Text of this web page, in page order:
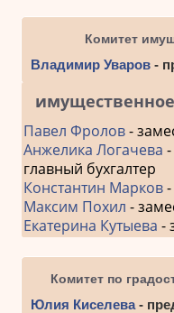
Комитет
Владимир Уваров-
Павел Фролов-
Анжелика Логачева
главный бухгалтер
Константин Марков-
Максим Похил -
Екатерина Кутыева -
Комитет по
Юлия Киселева-